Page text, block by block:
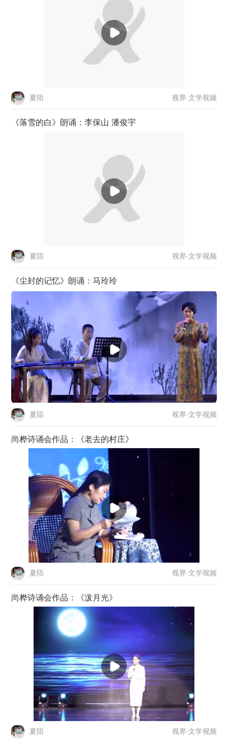
夏陌 视界·文学视频
《落雪的白》朗诵：李保山 潘俊宇
夏陌 视界·文学视频
《尘封的记忆》朗诵：马玲玲
夏陌 视界·文学视频
尚桦诗诵会作品：《老去的村庄》
夏陌 视界·文学视频
尚桦诗诵会作品：《泼月光》
夏陌 视界·文学视频